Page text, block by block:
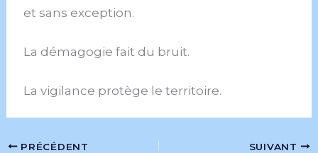
et sans exception.
La démagogie fait du bruit.
La vigilance protège le territoire.
PRÉCÉDENT SUIVANT